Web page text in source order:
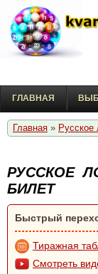
ГЛАВНАЯ
Главная » Русское
РУССКОЕ
БИЛЕТ
Быстрый
Тиражная
Смотреть